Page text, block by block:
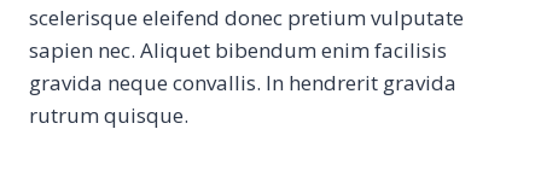
scelerisque eleifend donec pretium vulputate
sapien nec. Aliquet bibendum enim facilisis
gravida neque convallis. In hendrerit gravida
rutrum quisque.